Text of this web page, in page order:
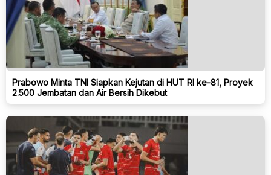
Prabowo Minta TNI Siapkan Kejutan di HUT RI ke-81, Proyek
2.500 Jembatan dan Air Bersih Dikebut